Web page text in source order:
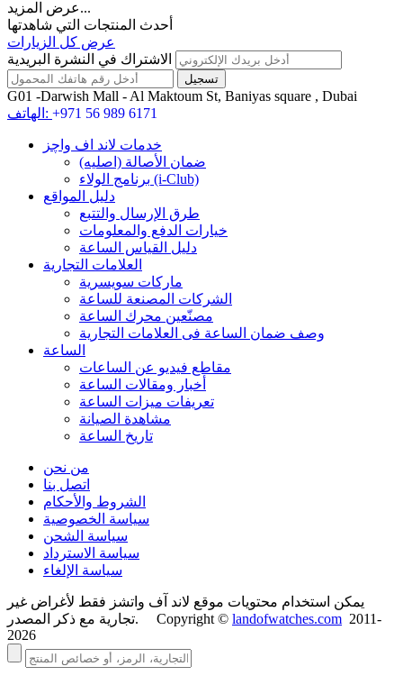
عرض المزيد...
أحدث المنتجات التي شاهدتها
عرض كل الزيارات
الاشتراك في النشرة البريدية
G01 -Darwish Mall - Al Maktoum St, Baniyas square , Dubai
الهاتف: +971 56 989 6171
خدمات لاند اف واچز
ضمان الأصالة (اصلیه)
برنامج الولاء (i-Club)
دليل المواقع
طرق الإرسال والتتبع
خيارات الدفع والمعلومات
دليل القياس الساعة
العلامات التجارية
ماركات سويسرية
الشركات المصنعة للساعة
مصنّعين محرك الساعة
وصف ضمان الساعة فی العلامات التجارية
الساعة
مقاطع فيديو عن الساعات
أخبار ومقالات الساعة
تعريفات ميزات الساعة
مشاهدة الصيانة
تاريخ الساعة
من نحن
اتصل بنا
الشروط والأحكام
سياسة الخصوصية
سياسة الشحن
سياسة الاسترداد
سياسة الإلغاء
يمكن استخدام محتويات موقع لاند آف واتشز فقط لأغراض غير
تجارية مع ذكر المصدر. Copyright © landofwatches.com 2011-
2026